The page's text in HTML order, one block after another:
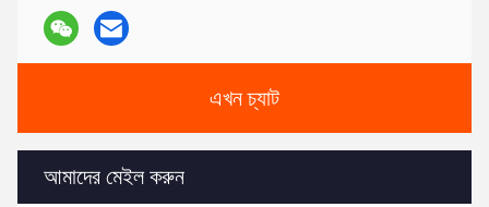
এখন চ্যাট
আমাদের মেইল ​​করুন